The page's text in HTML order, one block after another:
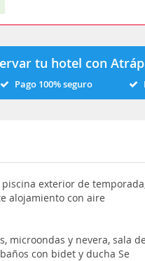
tu hotel con
Pago 100% seguro
piscina exterior de
alojamiento con aire
microondas y nevera, sala de
con bidet y ducha Se